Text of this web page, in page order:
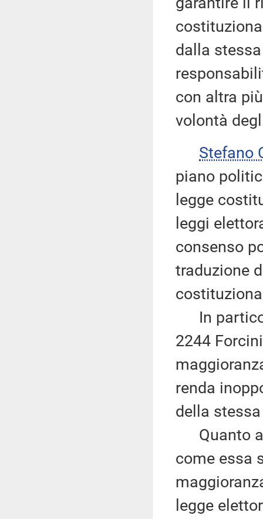
dalla
con altra
volontà
Stefano
piano
legge
leggi
consenso
traduzione
In
2244
renda
della
Quanto
come essa
legge